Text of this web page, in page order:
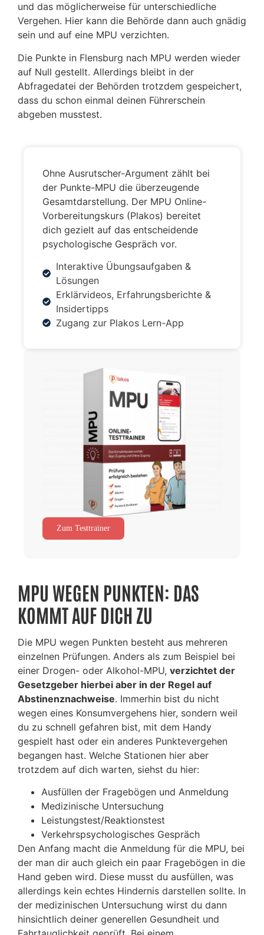
und das möglicherweise für unterschiedliche
Vergehen. Hier kann die Behörde dann auch gnädig
sein und auf eine MPU verzichten.
Die Punkte in Flensburg nach MPU werden wieder
auf Null gestellt. Allerdings bleibt in der
Abfragedatei der Behörden trotzdem gespeichert,
dass du schon einmal deinen Führerschein
abgeben musstest.
Zum Testtrainer
Ohne Ausrutscher-Argument zählt bei
der Punkte-MPU die überzeugende
Gesamtdarstellung. Der MPU Online-
Vorbereitungskurs (Plakos) bereitet
dich gezielt auf das entscheidende
psychologische Gespräch vor.
Interaktive Übungsaufgaben &
Lösungen
Erklärvideos, Erfahrungsberichte &
Insidertipps
Zugang zur Plakos Lern-App
MPU WEGEN PUNKTEN: DAS
KOMMT AUF DICH ZU
Die MPU wegen Punkten besteht aus mehreren
einzelnen Prüfungen. Anders als zum Beispiel bei
einer Drogen- oder Alkohol-MPU, verzichtet der
Gesetzgeber hierbei aber in der Regel auf
Abstinenznachweise. Immerhin bist du nicht
wegen eines Konsumvergehens hier, sondern weil
du zu schnell gefahren bist, mit dem Handy
gespielt hast oder ein anderes Punktevergehen
begangen hast. Welche Stationen hier aber
trotzdem auf dich warten, siehst du hier:
Ausfüllen der Fragebögen und Anmeldung
Medizinische Untersuchung
Leistungstest/Reaktionstest
Verkehrspsychologisches Gespräch
Den Anfang macht die Anmeldung für die MPU, bei
der man dir auch gleich ein paar Fragebögen in die
Hand geben wird. Diese musst du ausfüllen, was
allerdings kein echtes Hindernis darstellen sollte. In
der medizinischen Untersuchung wirst du dann
hinsichtlich deiner generellen Gesundheit und